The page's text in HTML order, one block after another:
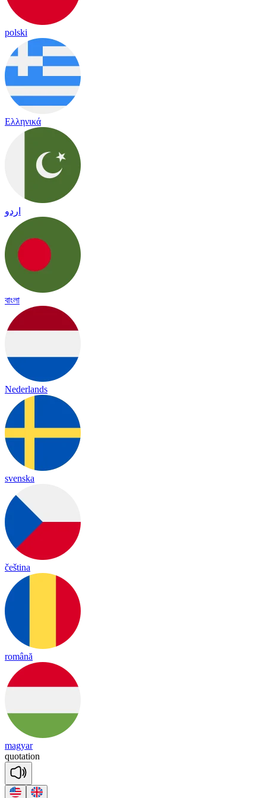
polski
Ελληνικά
اردو
বাংলা
Nederlands
svenska
čeština
română
magyar
quotation